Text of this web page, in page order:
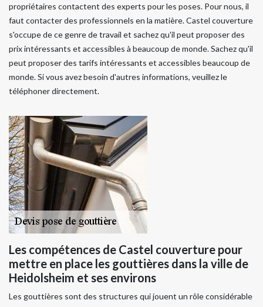
propriétaires contactent des experts pour les poses. Pour nous, il
faut contacter des professionnels en la matière. Castel couverture
s'occupe de ce genre de travail et sachez qu'il peut proposer des
prix intéressants et accessibles à beaucoup de monde. Sachez qu'il
peut proposer des tarifs intéressants et accessibles beaucoup de
monde. Si vous avez besoin d'autres informations, veuillez le
téléphoner directement.
Les compétences de Castel couverture pour
mettre en place les gouttières dans la ville de
Heidolsheim et ses environs
Les gouttières sont des structures qui jouent un rôle considérable